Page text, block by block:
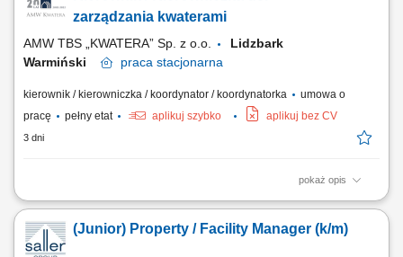
wykonywanych przez firmy zewnętrzne. Monitorowanie stanu
zarządzania kwaterami
AMW TBS „KWATERA” Sp. z o.o.
Lidzbark
Warmiński
praca stacjonarna
kierownik / kierowniczka / koordynator / koordynatorka
umowa o
pracę
pełny etat aplikuj szybko aplikuj bez CV
3 dni
pokaż opis
Opis stanowiska Zarządzanie sprawami administracyjnymi związanymi
prowadzenie wymaganej dokumentacji. Nadzór nad realizacją usług
wykonywanych przez firmy zewnętrzne. Monitorowanie stanu
(Junior) Property / Facility Manager (k/m)